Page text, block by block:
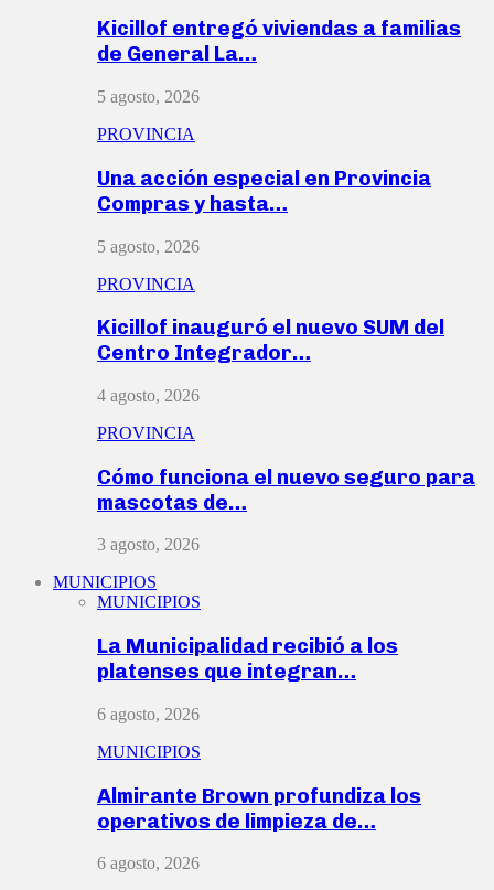
Kicillof entregó viviendas a familias
de General La…
5 agosto, 2026
PROVINCIA
Una acción especial en Provincia
Compras y hasta…
5 agosto, 2026
PROVINCIA
Kicillof inauguró el nuevo SUM del
Centro Integrador…
4 agosto, 2026
PROVINCIA
Cómo funciona el nuevo seguro para
mascotas de…
3 agosto, 2026
MUNICIPIOS
MUNICIPIOS
La Municipalidad recibió a los
platenses que integran…
6 agosto, 2026
MUNICIPIOS
Almirante Brown profundiza los
operativos de limpieza de…
6 agosto, 2026